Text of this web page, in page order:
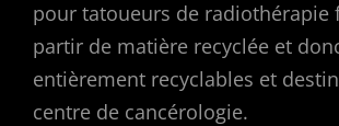
pour tatoueurs de radiothérapie
partir de matière recyclée et
entièrement recyclables et
centre de cancérologie.